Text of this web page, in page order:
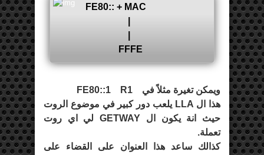
FE80:: + MAC
FFFE
ويمكن تغيرة مثلاً في FE80::1 R1
هذا ال LLA يلعب دور كبير في موضوع الروت
حيث انة يكون ال GETWAY لي اي روت
تعملة.
كذالك ساعد هذا العنوان على القضاء على